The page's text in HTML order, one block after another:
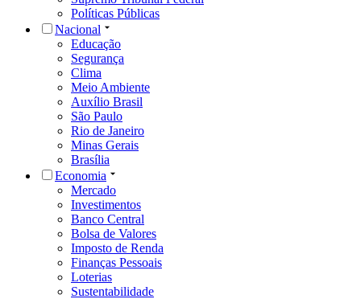
Políticas Públicas
Nacional
Educação
Segurança
Clima
Meio Ambiente
Auxílio Brasil
São Paulo
Rio de Janeiro
Minas Gerais
Brasília
Economia
Mercado
Investimentos
Banco Central
Bolsa de Valores
Imposto de Renda
Finanças Pessoais
Loterias
Sustentabilidade